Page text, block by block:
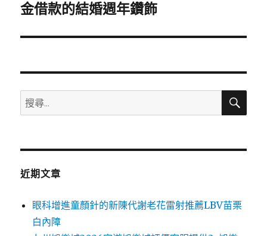
一
文
金借款的結婚週年鑽飾
搜
尋
鍵
搜
近期文章
眼科增進童顏針的新陳代謝老花雷射推薦LBV苗栗
白內障